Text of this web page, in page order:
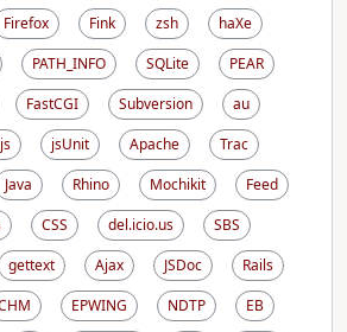
Firefox Fink zsh
haXe
PATH_INFO SQLite
PEAR
FastCGI Subversion
au
jsUnit Apache
Trac
Java Rhino Mochikit
Feed
CSS del.icio.us
SBS
gettext Ajax JSDoc
Rails
EPWING NDTP
EB